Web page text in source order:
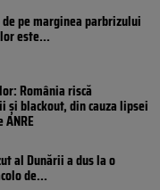
pe marginea parbrizului
este...
România riscă
blackout, din cauza lipsei
al Dunării a dus la o
de...